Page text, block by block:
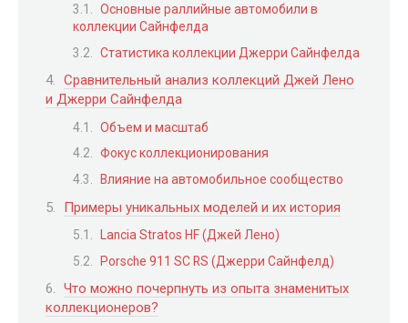
Основные раллийные автомобили в
коллекции Сайнфелда
Статистика коллекции Джерри Сайнфелда
Сравнительный анализ коллекций Джей Лено
и Джерри Сайнфелда
Объем и масштаб
Фокус коллекционирования
Влияние на автомобильное сообщество
Примеры уникальных моделей и их история
Lancia Stratos HF (Джей Лено)
Porsche 911 SC RS (Джерри Сайнфелд)
Что можно почерпнуть из опыта знаменитых
коллекционеров?